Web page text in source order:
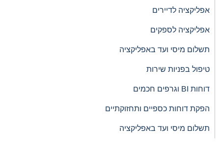
אפליקציה לדיירים
אפליקציה לספקים
תשלום מיסי ועד באפליקציה
טיפול בפניות שירות
דוחות BI וגרפים חכמים
הפקת דוחות כספיים ותחזוקתיים
תשלום מיסי ועד באפליקציה